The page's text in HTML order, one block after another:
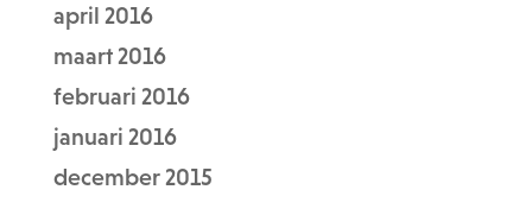
april 2016
maart 2016
februari 2016
januari 2016
december 2015